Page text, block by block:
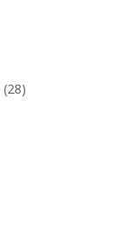
(28)